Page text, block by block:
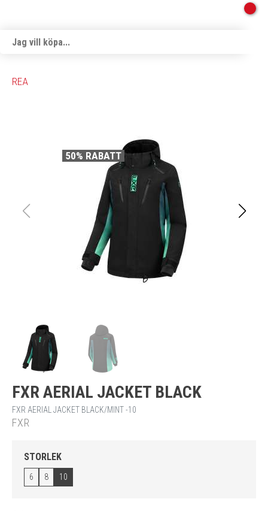
REA
50% RABATT
FXR AERIAL JACKET BLACK
FXR AERIAL JACKET BLACK/MINT -10
FXR
STORLEK
6 8 10